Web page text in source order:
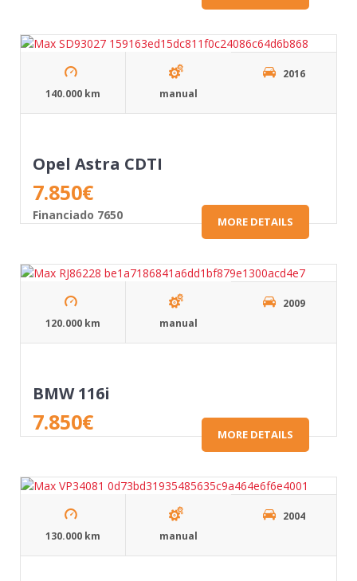
140.000 km manual
2016
Opel Astra CDTI
7.850€
Financiado 7650 MORE DETAILS
120.000 km manual
2009
BMW 116i
7.850€ MORE DETAILS
130.000 km manual
2004